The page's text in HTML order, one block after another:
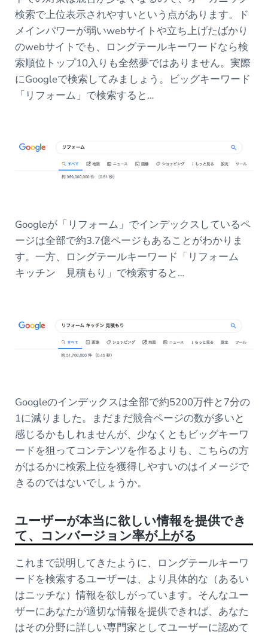
検索で上位表示されやすいという点があります。ド
メインパワーが弱いwebサイトや立ち上げたばかり
のwebサイトでも、ロングテールキーワードなら検
索順位トップ10入りも全然夢ではありません。実際
にGoogleで検索してみましょう。ビッグキーワード
「リフォーム」で検索すると…
Googleが「リフォーム」でインデックスしているペ
ージは全部で約3.7億ページもあることがわかりま
す。一方、ロングテールキーワード「リフォーム
キッチン 見積もり」で検索すると…
Googleのインデックスは全部で約5200万件と7分の
1に減りました。まだまだ競合ページの数が多いと
感じるかもしれませんが、少なくともビッグキーワ
ードを狙ってコンテンツを作るよりも、こちらの方
がはるかに検索上位を獲得しやすいのはイメージで
きるのではないでしょうか。
ユーザーが本当に欲しい情報を提供でき
て、コンバージョン率が上がる
これまで説明してきたように、ロングテールキーワ
ードを検索するユーザーは、より具体的な（あるい
はニッチな）情報を欲しがっています。そんなユー
ザーにあなたが適切な情報を提供できれば、あなた
はその分野に詳しい専門家としてユーザーに認めて